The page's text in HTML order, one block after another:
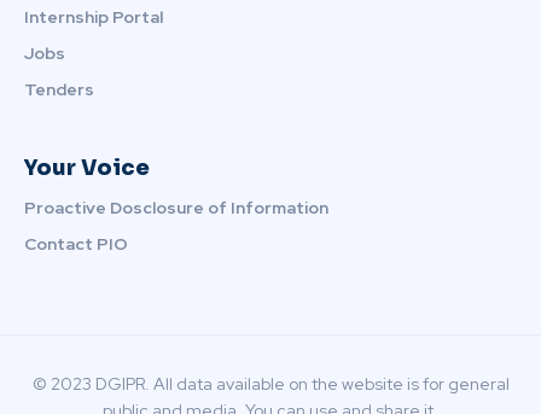
Internship Portal
Jobs
Tenders
Your Voice
Proactive Dosclosure of Information
Contact PIO
© 2023 DGIPR. All data available on the website is for general